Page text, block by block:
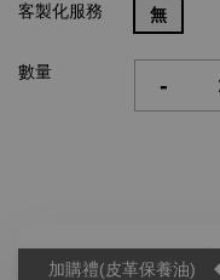
客製化服務 無
數量 -
加購禮(皮革保養油)